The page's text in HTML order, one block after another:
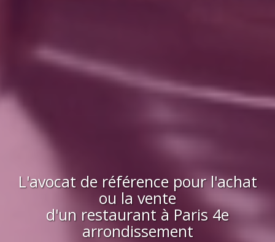
L'avocat de référence pour l'achat
ou la vente
d'un restaurant à Paris 4e
arrondissement